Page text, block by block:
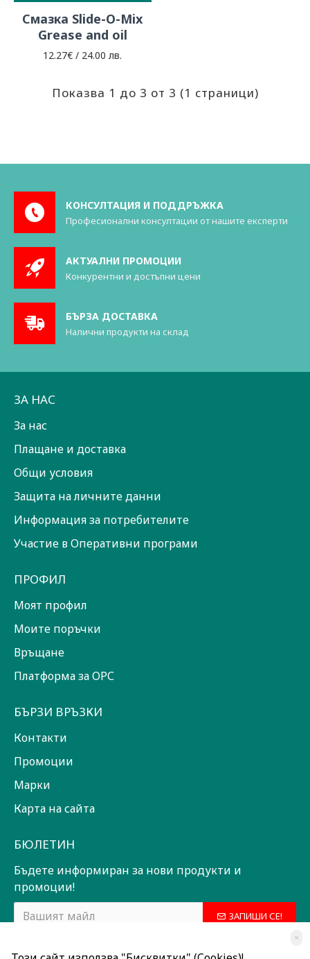
Смазка Slide-O-Mix
Grease and oil
12.27€ / 24.00 лв.
Показва 1 до 3 от 3 (1 страници)
КОНСУЛТАЦИЯ И ПОДДРЪЖКА
Професионални консултации от нашите експерти
АКТУАЛНИ ПРОМОЦИИ
Конкурентни и достъпни цени
БЪРЗА ДОСТАВКА
Налични продукти на склад
ЗА НАС
За нас
Плащане и доставка
Общи условия
Защита на личните данни
Информация за потребителите
Участие в Оперативни програми
ПРОФИЛ
Моят профил
Моите поръчки
Връщане
Платформа за ОРС
БЪРЗИ ВРЪЗКИ
Контакти
Промоции
Марки
Карта на сайта
БЮЛЕТИН
Бъдете информиран за нови продукти и
промоции!
ЗАПИШИ СЕ!
×